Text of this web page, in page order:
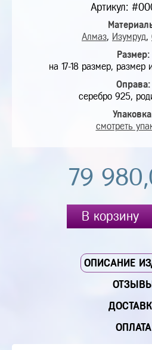
Артикул:
Алмаз, Изумруд,
Размер:
на 17-18 размер, размер
Оправа:
серебро 925,
смотреть
79
В корзину
ОПИСАНИЕ
ОПЛАТА